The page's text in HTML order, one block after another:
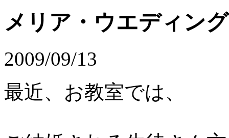
メリア・ウエディン
2009/09/13
最近、お教室では、